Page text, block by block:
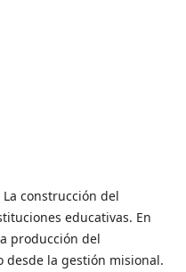
La construcción del
educativas. En
producción del
desde la gestión misional.